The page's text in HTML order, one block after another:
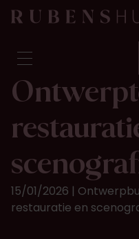
Bezoek
Zien & doen
Verbouwingen
Verhalen
Collectie &
Vraag & antwoord
15/01/2026 |
restauratie en